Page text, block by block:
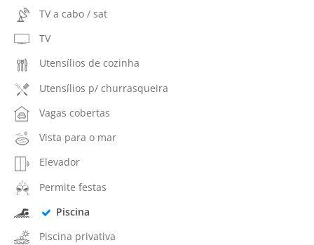
TV a cabo / sat
TV
Utensílios de cozinha
Utensílios p/ churrasqueira
Vagas cobertas
Vista para o mar
Elevador
Permite festas
Piscina
Piscina privativa